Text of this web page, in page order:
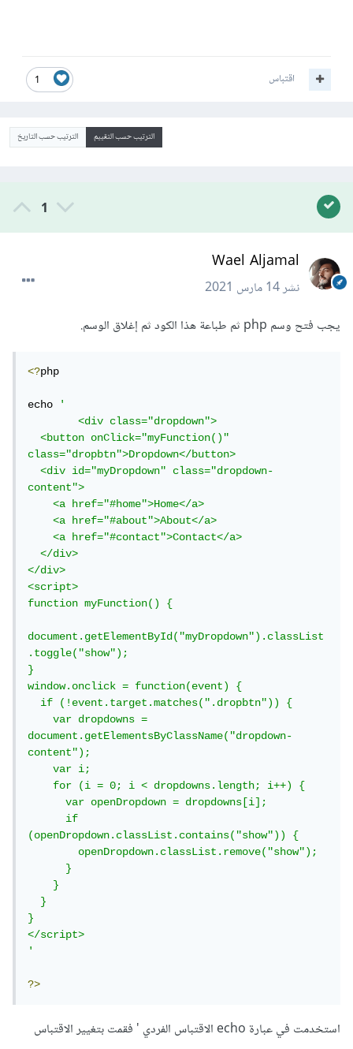
1 اقتباس
الترتيب حسب التقييم الترتيب حسب التاريخ
1
Wael Aljamal
نشر14 مارس 2021
يجب فتح وسم php ثم طباعة هذا الكود ثم إغلاق الوسم.
<?php
echo '
	<div class="dropdown">
  <button onClick="myFunction()"
class="dropbtn">Dropdown</button>
  <div id="myDropdown" class="dropdown-
content">
    <a href="#home">Home</a>
    <a href="#about">About</a>
    <a href="#contact">Contact</a>
  </div>
</div>
<script>
function myFunction() {
document.getElementById("myDropdown").classList
.toggle("show");
}
window.onclick = function(event) {
  if (!event.target.matches(".dropbtn")) {
    var dropdowns =
document.getElementsByClassName("dropdown-
content");
    var i;
    for (i = 0; i < dropdowns.length; i++) {
      var openDropdown = dropdowns[i];
      if
(openDropdown.classList.contains("show")) {
        openDropdown.classList.remove("show");
      }
    }
  }
}
</script>
'
?>
استخدمت في عبارة echo الاقتباس الفردي ' فقمت بتغيير الاقتباس